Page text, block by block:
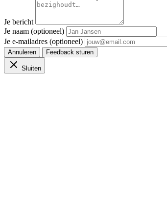
Je bericht
Je naam (optioneel)
Je e-mailadres (optioneel)
Annuleren Feedback sturen
Sluiten